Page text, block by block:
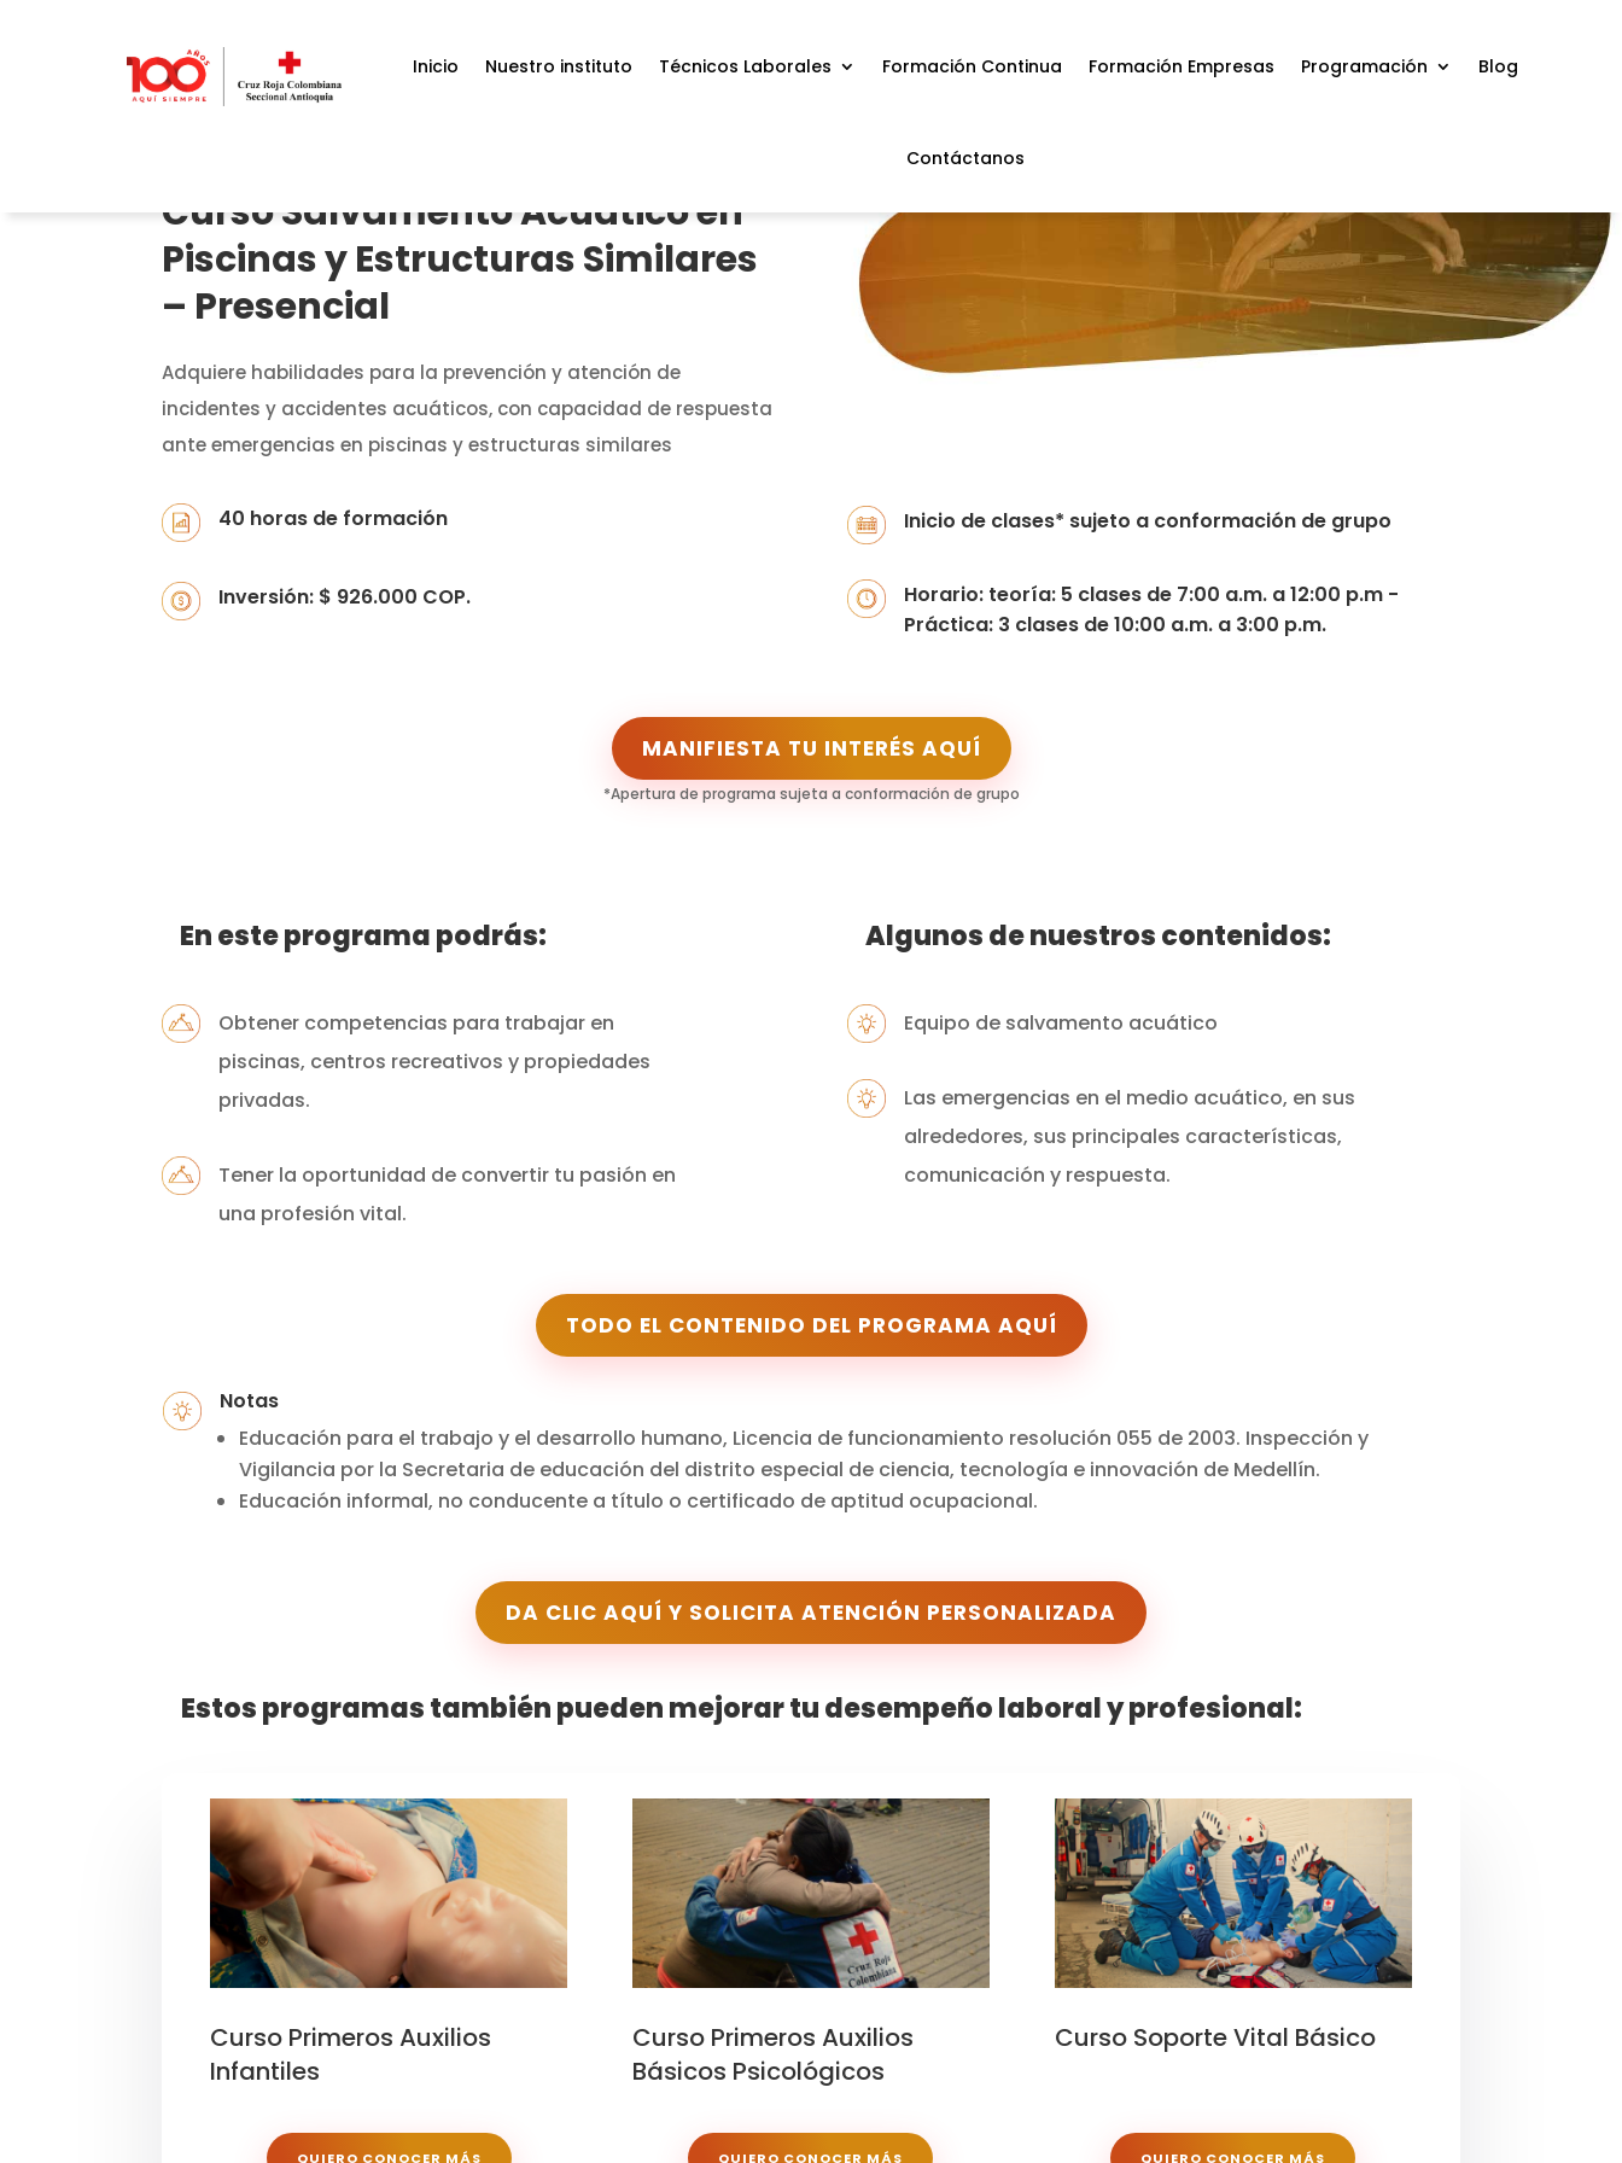
Inicio Nuestro instituto Técnicos Laborales Formación Continua Formación Empresas Programación Blog
Contáctanos
Curso Salvamento Acuático en
Piscinas y Estructuras Similares
– Presencial
Adquiere habilidades para la prevención y atención de
incidentes y accidentes acuáticos, con capacidad de respuesta
ante emergencias en piscinas y estructuras similares
40 horas de formación
Inversión: $ 926.000 COP.
Inicio de clases* sujeto a conformación de grupo
Horario: teoría: 5 clases de 7:00 a.m. a 12:00 p.m -
Práctica: 3 clases de 10:00 a.m. a 3:00 p.m.
MANIFIESTA TU INTERÉS AQUÍ
*Apertura de programa sujeta a conformación de grupo
En este programa podrás:
Obtener competencias para trabajar en
piscinas, centros recreativos y propiedades
privadas.
Tener la oportunidad de convertir tu pasión en
una profesión vital.
Algunos de nuestros contenidos:
Equipo de salvamento acuático
Las emergencias en el medio acuático, en sus
alrededores, sus principales características,
comunicación y respuesta.
TODO EL CONTENIDO DEL PROGRAMA AQUÍ
Notas
Educación para el trabajo y el desarrollo humano, Licencia de funcionamiento resolución 055 de 2003. Inspección y
Vigilancia por la Secretaria de educación del distrito especial de ciencia, tecnología e innovación de Medellín.
Educación informal, no conducente a título o certificado de aptitud ocupacional.
DA CLIC AQUÍ Y SOLICITA ATENCIÓN PERSONALIZADA
Estos programas también pueden mejorar tu desempeño laboral y profesional:
Curso Primeros Auxilios
Infantiles
QUIERO CONOCER MÁS
Curso Primeros Auxilios
Básicos Psicológicos
QUIERO CONOCER MÁS
Curso Soporte Vital Básico
QUIERO CONOCER MÁS